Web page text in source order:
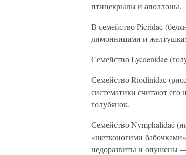
птицекрылы и аполлоны.
В семейство Pieridae
лимонницами и
Семейство Lycaenidae
Семейство Riodinidae
систематики считают его
голубянок.
Семейство Nymphalidae
«щетконогими
недоразвиты и опушены